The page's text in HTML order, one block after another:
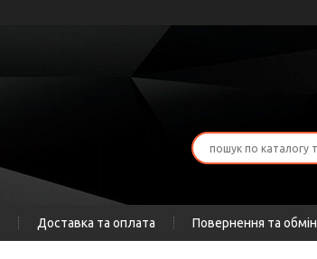
Доставка та оплата Повернення та обмін